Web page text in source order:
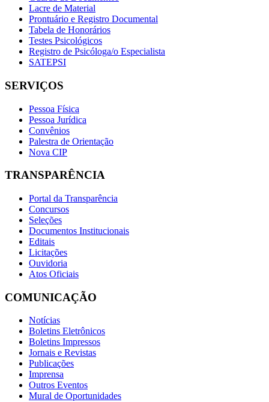
Lacre de Material
Prontuário e Registro Documental
Tabela de Honorários
Testes Psicológicos
Registro de Psicóloga/o Especialista
SATEPSI
SERVIÇOS
Pessoa Física
Pessoa Jurídica
Convênios
Palestra de Orientação
Nova CIP
TRANSPARÊNCIA
Portal da Transparência
Concursos
Seleções
Documentos Institucionais
Editais
Licitações
Ouvidoria
Atos Oficiais
COMUNICAÇÃO
Notícias
Boletins Eletrônicos
Boletins Impressos
Jornais e Revistas
Publicações
Imprensa
Outros Eventos
Mural de Oportunidades